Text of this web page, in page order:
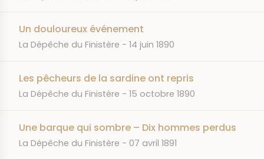
Un douloureux événement
JOURNAL
La Dépêche du Finistère DATE
14 juin 1890
Les pêcheurs de la sardine ont repris
JOURNAL
La Dépêche du Finistère DATE
15 octobre 1890
Une barque qui sombre – Dix hommes perdus
JOURNAL
La Dépêche du Finistère DATE
07 avril 1891